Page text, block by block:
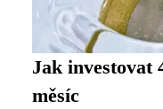
Jak investovat
měsíc